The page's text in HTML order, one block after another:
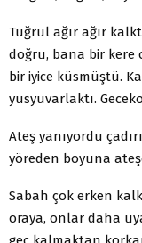
Tuğrul ağır ağır
doğru, bana bir kere
bir iyice küsmüştü.
yusyuvarlaktı.
Ateş yanıyordu
yöreden boyuna
Sabah çok erken
oraya, onlar daha